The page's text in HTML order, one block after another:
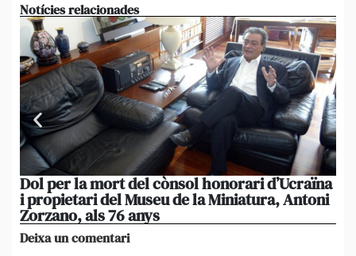
Notícies relacionades
Dol per la mort del cònsol honorari d’Ucraïna
i propietari del Museu de la Miniatura, Antoni
Zorzano, als 76 anys
Deixa un comentari